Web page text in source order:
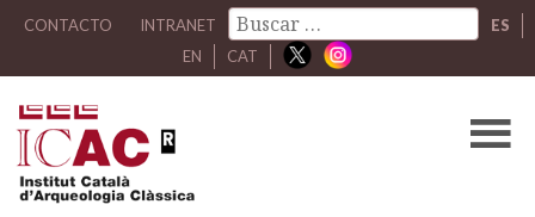
CONTACTO INTRANET
ES
EN
CAT